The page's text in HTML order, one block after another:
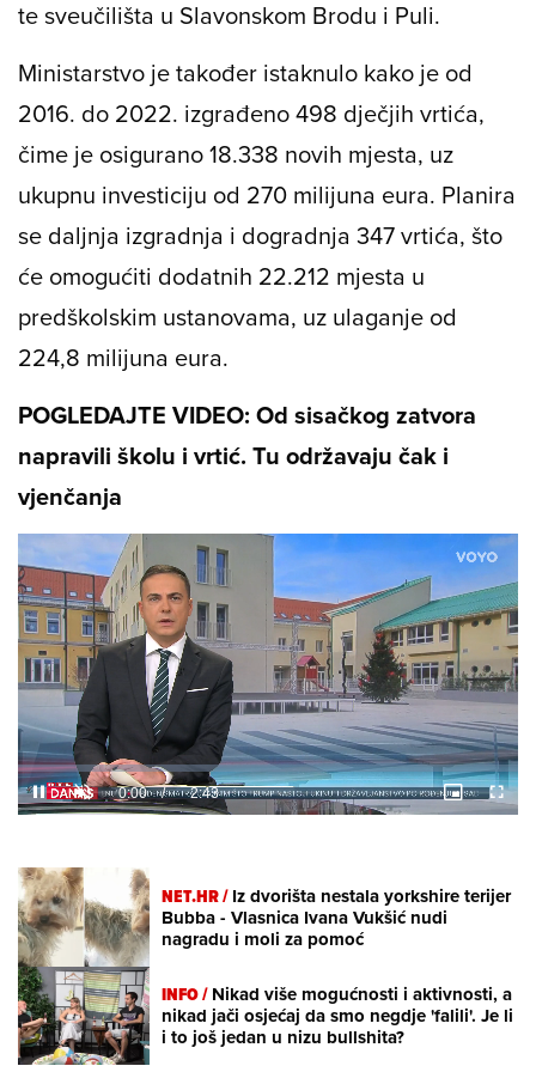
te sveučilišta u Slavonskom Brodu i Puli.
Ministarstvo je također istaknulo kako je od
2016. do 2022. izgrađeno 498 dječjih vrtića,
čime je osigurano 18.338 novih mjesta, uz
ukupnu investiciju od 270 milijuna eura. Planira
se daljnja izgradnja i dogradnja 347 vrtića, što
će omogućiti dodatnih 22.212 mjesta u
predškolskim ustanovama, uz ulaganje od
224,8 milijuna eura.
POGLEDAJTE VIDEO: Od sisačkog zatvora
napravili školu i vrtić. Tu održavaju čak i
vjenčanja
Unmute /
Loaded:
8.74%
NET.HR /Iz dvorišta nestala yorkshire terijer
Bubba - Vlasnica Ivana Vukšić nudi
nagradu i moli za pomoć
INFO /Nikad više mogućnosti i aktivnosti, a
nikad jači osjećaj da smo negdje 'falili'. Je li
i to još jedan u nizu bullshita?